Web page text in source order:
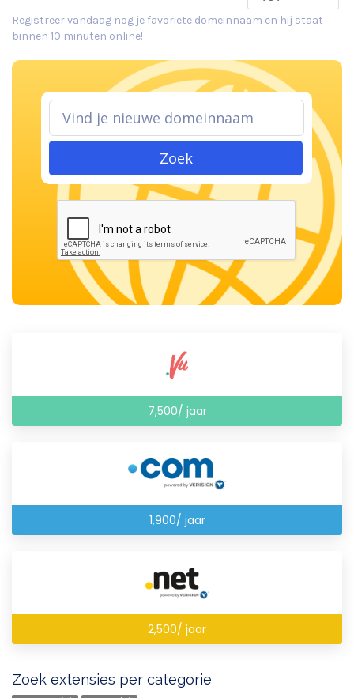
Registreer vandaag nog je favoriete domeinnaam en hij staat
binnen 10 minuten online!
Zoek
7,500/ jaar
1,900/ jaar
2,500/ jaar
Zoek extensies per categorie